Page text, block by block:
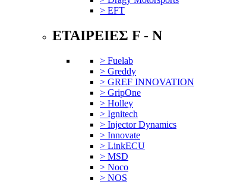
> EFT
ΕΤΑΙΡΕΙΕΣ F - N
> Fuelab
> Greddy
> GREF INNOVATION
> GripOne
> Holley
> Ignitech
> Injector Dynamics
> Innovate
> LinkECU
> MSD
> Noco
> NOS